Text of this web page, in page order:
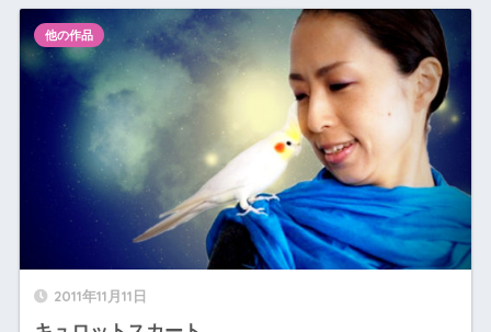
2011年11月11日
他の作品